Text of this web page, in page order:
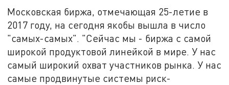
Московская биржа, отмечающая 25-летие в
2017 году, на сегодня якобы вышла в число
"самых-самых". "Сейчас мы - биржа с самой
широкой продуктовой линейкой в мире. У нас
самый широкий охват участников рынка. У нас
самые продвинутые системы риск-